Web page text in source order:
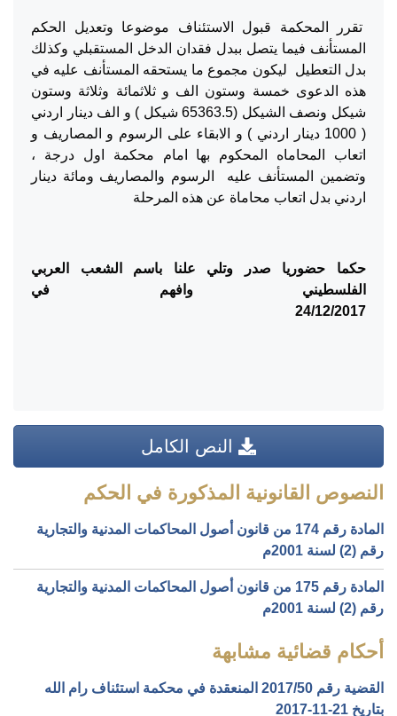
تقرر المحكمة قبول الاستئناف موضوعا وتعديل الحكم
المستأنف فيما يتصل ببدل فقدان الدخل المستقبلي وكذلك
بدل التعطيل ليكون مجموع ما يستحقه المستأنف عليه في
هذه الدعوى خمسة وستون الف و ثلاثمائة وثلاثة وستون
شيكل ونصف الشيكل (65363.5 شيكل ) و الف دينار اردني
( 1000 دينار اردني ) و الابقاء على الرسوم و المصاريف و
اتعاب المحاماه المحكوم بها امام محكمة اول درجة ،
وتضمين المستأنف عليه الرسوم والمصاريف ومائة دينار
اردني بدل اتعاب محاماة عن هذه المرحلة
حكما حضوريا صدر وتلي علنا باسم الشعب العربي
الفلسطيني وافهم في
24/12/2017
النص الكامل
النصوص القانونية المذكورة في الحكم
المادة رقم 174 من قانون أصول المحاكمات المدنية والتجارية
رقم (2) لسنة 2001م
المادة رقم 175 من قانون أصول المحاكمات المدنية والتجارية
رقم (2) لسنة 2001م
أحكام قضائية مشابهة
القضية رقم ‎50‏/‎2017‏ المنعقدة في محكمة استئناف رام الله
بتاريخ ‎2017-11-21‏